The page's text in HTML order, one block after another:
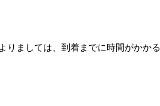
りましては、到着までに時間がかかる